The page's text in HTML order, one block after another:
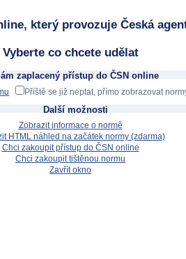
který provozuje Česká
Vyberte co chcete udělat
zaplacený přístup do ČSN online
Příště se již neptat, přímo zobrazovat
Další možnosti
Zobrazit informace o normě
HTML náhled na začátek normy (zdarma)
Chci zakoupit přístup do ČSN online
Chci zakoupit tištěnou normu
Zavřít okno